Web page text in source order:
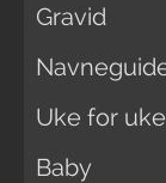
Gravid
Uke for uke
Baby